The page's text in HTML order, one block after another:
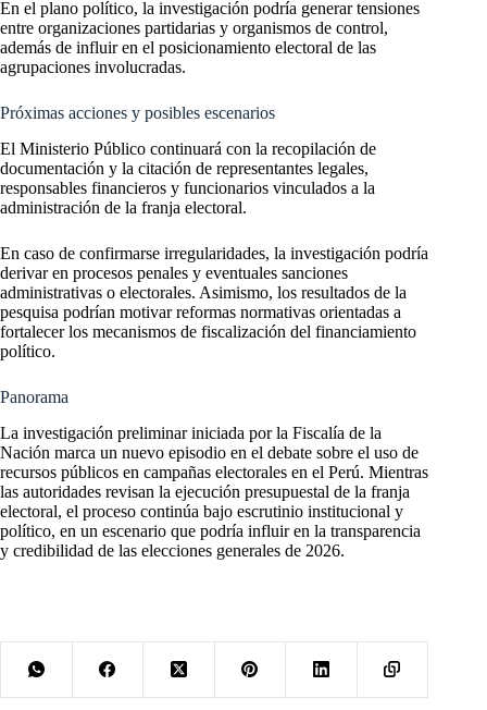
En el plano político, la investigación podría generar tensiones
entre organizaciones partidarias y organismos de control,
además de influir en el posicionamiento electoral de las
agrupaciones involucradas.
Próximas acciones y posibles escenarios
El Ministerio Público continuará con la recopilación de
documentación y la citación de representantes legales,
responsables financieros y funcionarios vinculados a la
administración de la franja electoral.
En caso de confirmarse irregularidades, la investigación podría
derivar en procesos penales y eventuales sanciones
administrativas o electorales. Asimismo, los resultados de la
pesquisa podrían motivar reformas normativas orientadas a
fortalecer los mecanismos de fiscalización del financiamiento
político.
Panorama
La investigación preliminar iniciada por la Fiscalía de la
Nación marca un nuevo episodio en el debate sobre el uso de
recursos públicos en campañas electorales en el Perú. Mientras
las autoridades revisan la ejecución presupuestal de la franja
electoral, el proceso continúa bajo escrutinio institucional y
político, en un escenario que podría influir en la transparencia
y credibilidad de las elecciones generales de 2026.